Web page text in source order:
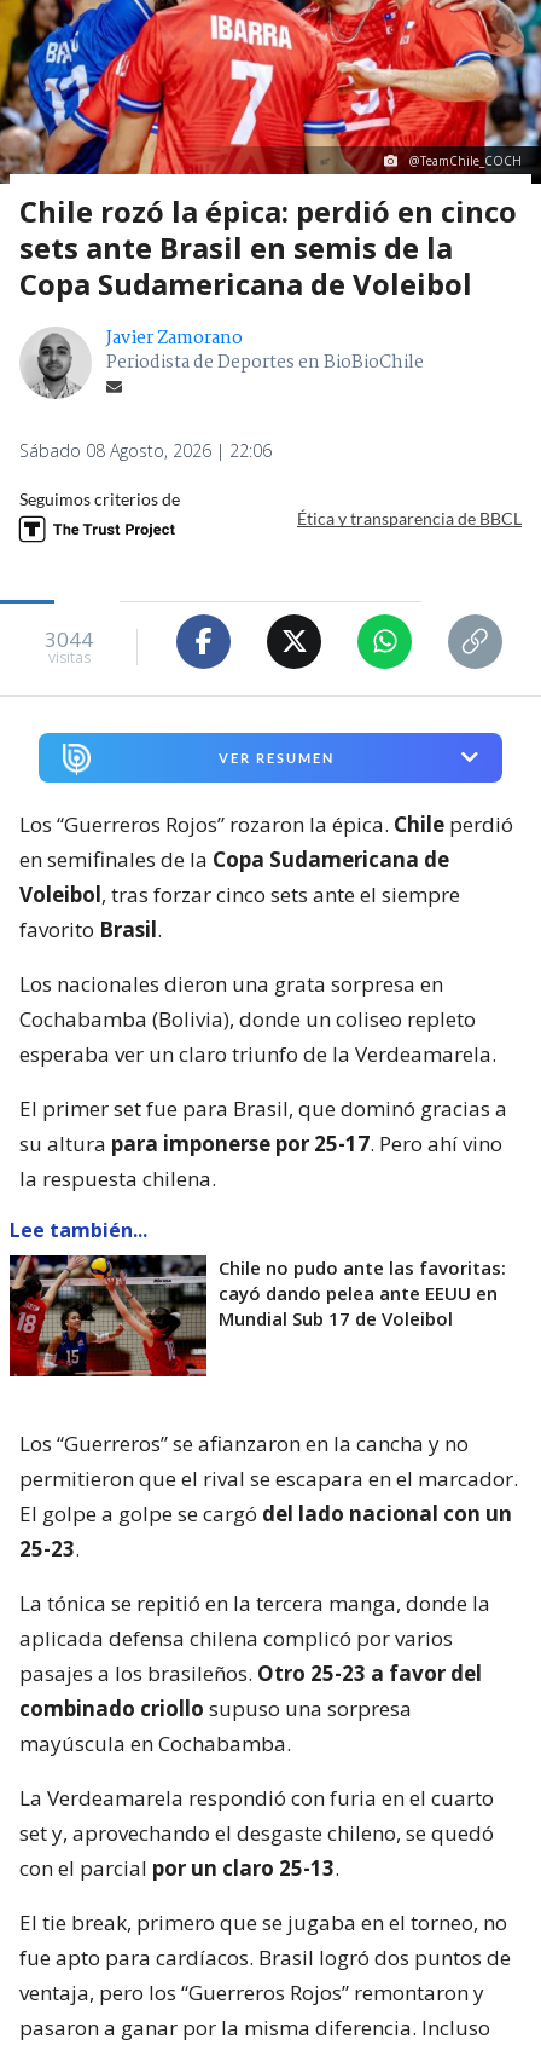
@TeamChile_COCH
Chile rozó la épica: perdió en cinco
sets ante Brasil en semis de la
Copa Sudamericana de Voleibol
Javier Zamorano
Periodista de Deportes en BioBioChile
Sábado 08 Agosto, 2026 | 22:06
Seguimos criterios de
Ética y transparencia de BBCL
3044
visitas
VER RESUMEN
Los “Guerreros Rojos” rozaron la épica. Chile perdió
en semifinales de la Copa Sudamericana de
Voleibol, tras forzar cinco sets ante el siempre
favorito Brasil.
Los nacionales dieron una grata sorpresa en
Cochabamba (Bolivia), donde un coliseo repleto
esperaba ver un claro triunfo de la Verdeamarela.
El primer set fue para Brasil, que dominó gracias a
su altura para imponerse por 25-17. Pero ahí vino
la respuesta chilena.
Lee también...
Chile no pudo ante las favoritas:
cayó dando pelea ante EEUU en
Mundial Sub 17 de Voleibol
Los “Guerreros” se afianzaron en la cancha y no
permitieron que el rival se escapara en el marcador.
El golpe a golpe se cargó del lado nacional con un
25-23.
La tónica se repitió en la tercera manga, donde la
aplicada defensa chilena complicó por varios
pasajes a los brasileños. Otro 25-23 a favor del
combinado criollo supuso una sorpresa
mayúscula en Cochabamba.
La Verdeamarela respondió con furia en el cuarto
set y, aprovechando el desgaste chileno, se quedó
con el parcial por un claro 25-13.
El tie break, primero que se jugaba en el torneo, no
fue apto para cardíacos. Brasil logró dos puntos de
ventaja, pero los “Guerreros Rojos” remontaron y
pasaron a ganar por la misma diferencia. Incluso